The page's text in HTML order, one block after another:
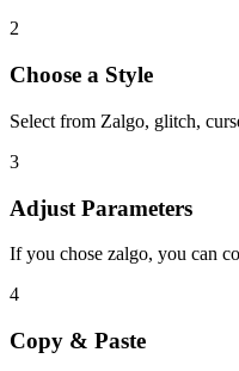
2
Choose a Style
Select from Zalgo, glitch,
3
Adjust Parameters
If you chose zalgo, you can
4
Copy & Paste